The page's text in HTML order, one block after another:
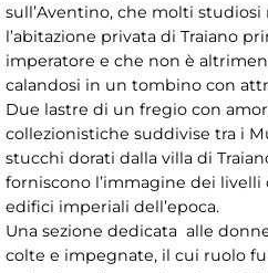
sull’Aventino, che molti
l’abitazione privata di Traiano
imperatore e che non è
calandosi in un tombino con
Due lastre di un fregio con
collezionistiche suddivise tra i
stucchi dorati dalla villa di
forniscono l’immagine dei livelli
edifici imperiali dell’epoca.
Una sezione dedicata alle
colte e impegnate, il cui ruolo fu